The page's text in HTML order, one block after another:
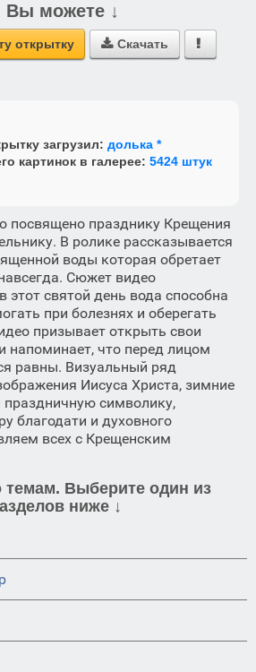
Вы можете ↓
открытку  Скачать 
загрузил: долька *
картинок в галерее: 5424 штук
посвящено празднику Крещения
В ролике рассказывается
воды которая обретает
Сюжет видео
этот святой день вода способна
при болезнях и оберегать
призывает открыть свои
напоминает, что перед лицом
равны. Визуальный ряд
Иисуса Христа, зимние
праздничную символику,
благодати и духовного
всех с Крещенским
темам. Выберите один из
ниже ↓